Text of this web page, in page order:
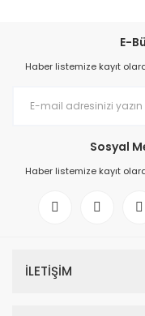
E-
Haber listemize kayıt
Sosyal
Haber listemize kayıt
İLETİŞİM